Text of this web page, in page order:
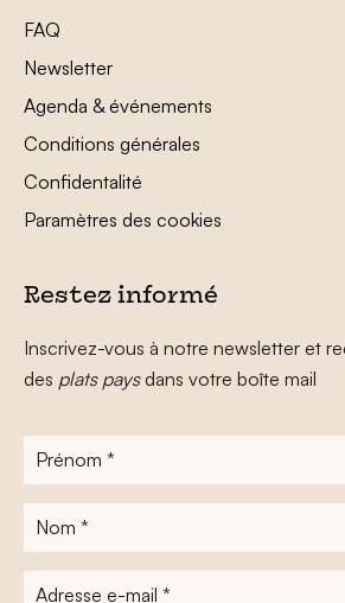
FAQ
Newsletter
Agenda & événements
Conditions générales
Confidentalité
Paramètres des cookies
Restez informé
Inscrivez-vous à notre newsletter et
des plats paysdans votre boîte mail
Prénom
Nom
Adresse